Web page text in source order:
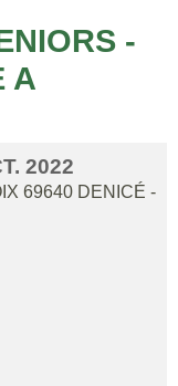
-
A
2022
69640 DENICÉ -